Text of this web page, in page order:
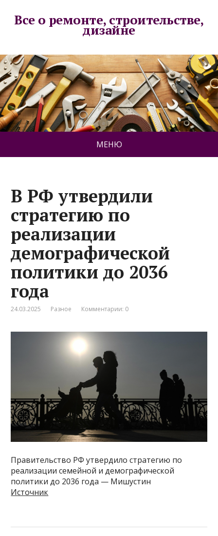
Все о ремонте, строительстве,
дизайне
МЕНЮ
В РФ утвердили
стратегию по
реализации
демографической
политики до 2036
года
24.03.2025 Разное Комментарии: 0
Правительство РФ утвердило стратегию по
реализации семейной и демографической
политики до 2036 года — Мишустин
Источник